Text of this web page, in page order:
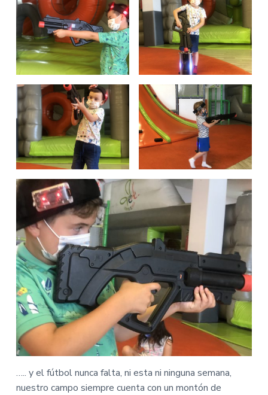
….. y el fútbol nunca falta, ni esta ni ninguna semana,
nuestro campo siempre cuenta con un montón de